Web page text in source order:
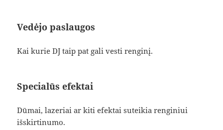
Vedėjo paslaugos
Kai kurie DJ taip pat gali vesti renginį.
Specialūs efektai
Dūmai, lazeriai ar kiti efektai suteikia renginiui
išskirtinumo.